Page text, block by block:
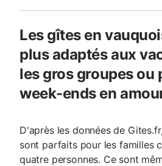
Les gîtes en
plus adaptés aux
les gros groupes ou
week-ends en
D'après les données de
sont parfaits pour les familles
quatre personnes. Ce sont